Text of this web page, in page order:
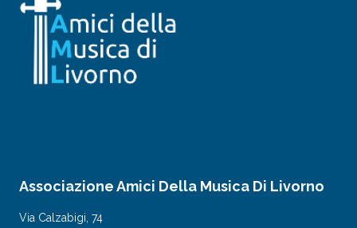
Associazione Amici Della Musica Di Livorno
Via Calzabigi, 74